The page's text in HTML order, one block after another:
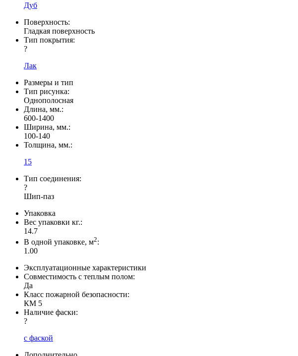
Дуб
Поверхность:
Гладкая поверхность
Тип покрытия:
?
Лак
Размеры и тип
Тип рисунка:
Однополосная
Длина, мм.:
600-1400
Ширина, мм.:
100-140
Толщина, мм.:
15
Тип соединения:
?
Шип-паз
Упаковка
Вес упаковки кг.:
14.7
В одной упаковке, м2:
1.00
Эксплуатационные характеристики
Совместимость с теплым полом:
Да
Класс пожарной безопасности:
КМ 5
Наличие фаски:
?
с фаской